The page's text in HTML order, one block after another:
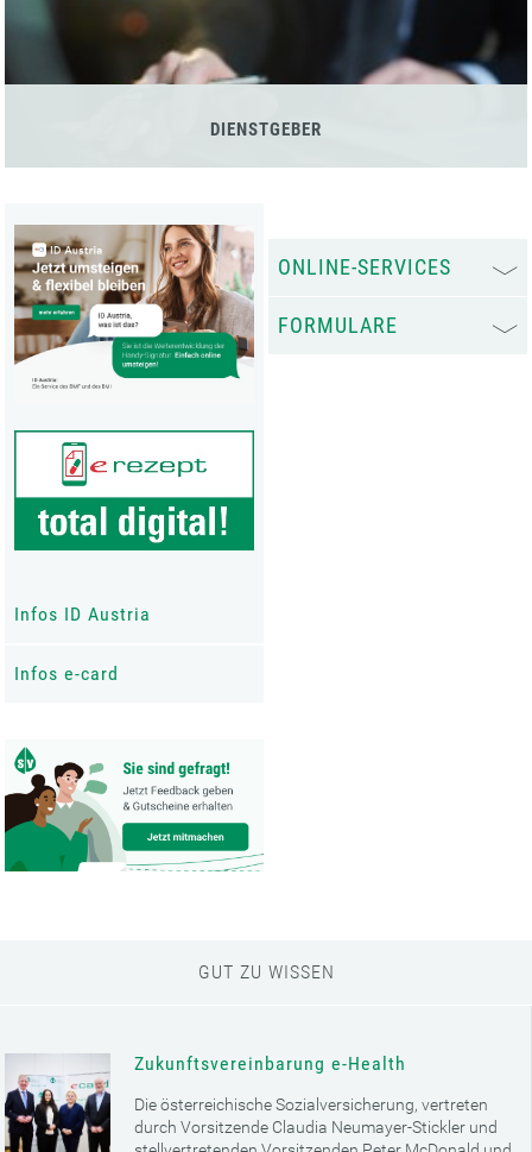
DIENSTGEBER
Infos ID Austria
Infos e-card
ONLINE-SERVICES
FORMULARE
GUT ZU WISSEN
Zukunftsvereinbarung e-Health
Die österreichische Sozialversicherung, vertreten
durch Vorsitzende Claudia Neumayer-Stickler und